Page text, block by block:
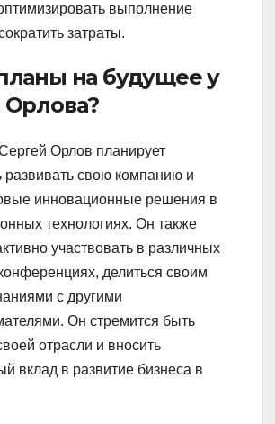
выполнение
затраты.
на будущее у
Орлова?
Орлов планирует
развивать свою компанию и
инновационные решения в
технологиях. Он также
участвовать в различных
делиться своим
с другими
Он стремится быть
отрасли и вносить
вклад в развитие бизнеса в